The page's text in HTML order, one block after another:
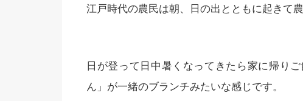
江戸時代の農民は朝、日の出とともに起きて
日が登って日中暑くなってきたら家に帰り
ん」が一緒のブランチみたいな感じです。